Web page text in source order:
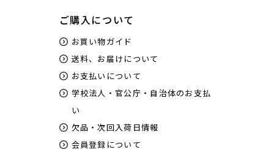
ご購入について
お買い物ガイド
送料、お届けについて
お支払いについて
学校法人・官公庁・自治体のお支払
い
欠品・次回入荷日情報
会員登録について